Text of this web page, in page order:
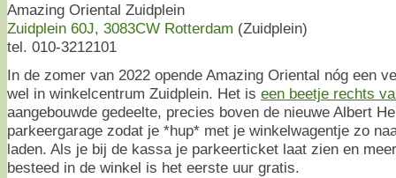
Amazing Oriental Zuidplein
Zuidplein 60J, 3083CW Rotterdam (Zuidplein)
tel. 010-3212101
In de zomer van 2022 opende Amazing Oriental nóg een
wel in winkelcentrum Zuidplein. Het is een beetje rechts
aangebouwde gedeelte, precies boven de nieuwe Albert
parkeergarage zodat je *hup* met je winkelwagentje zo
laden. Als je bij de kassa je parkeerticket laat zien en
besteed in de winkel is het eerste uur gratis.